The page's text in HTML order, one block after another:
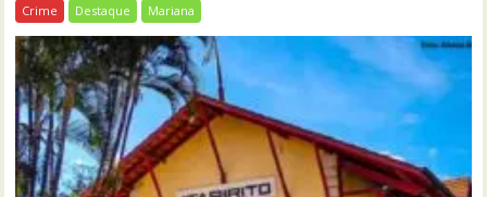
Crime Destaque Mariana